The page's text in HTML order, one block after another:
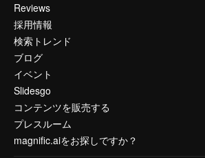
Reviews
採用情報
検索トレンド
ブログ
イベント
Slidesgo
コンテンツを販売する
プレスルーム
magnific.aiをお探しですか？